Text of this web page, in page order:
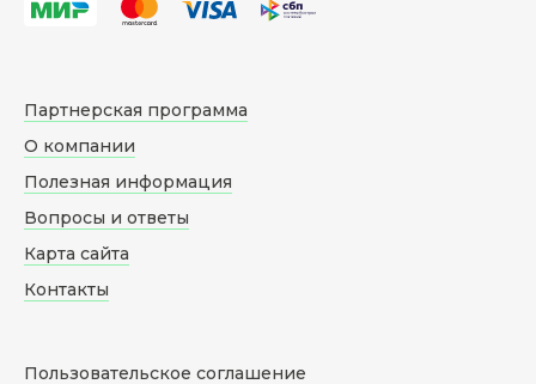
Партнерская программа
О компании
Полезная информация
Вопросы и ответы
Карта сайта
Контакты
Пользовательское соглашение